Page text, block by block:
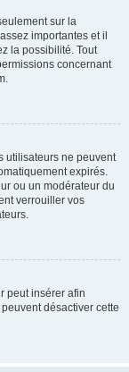
sur la
importantes et il
la possibilité. Tout
concernant
utilisateurs ne peuvent
expirés.
ou un modérateur du
verrouiller vos
peut insérer afin
désactiver cette